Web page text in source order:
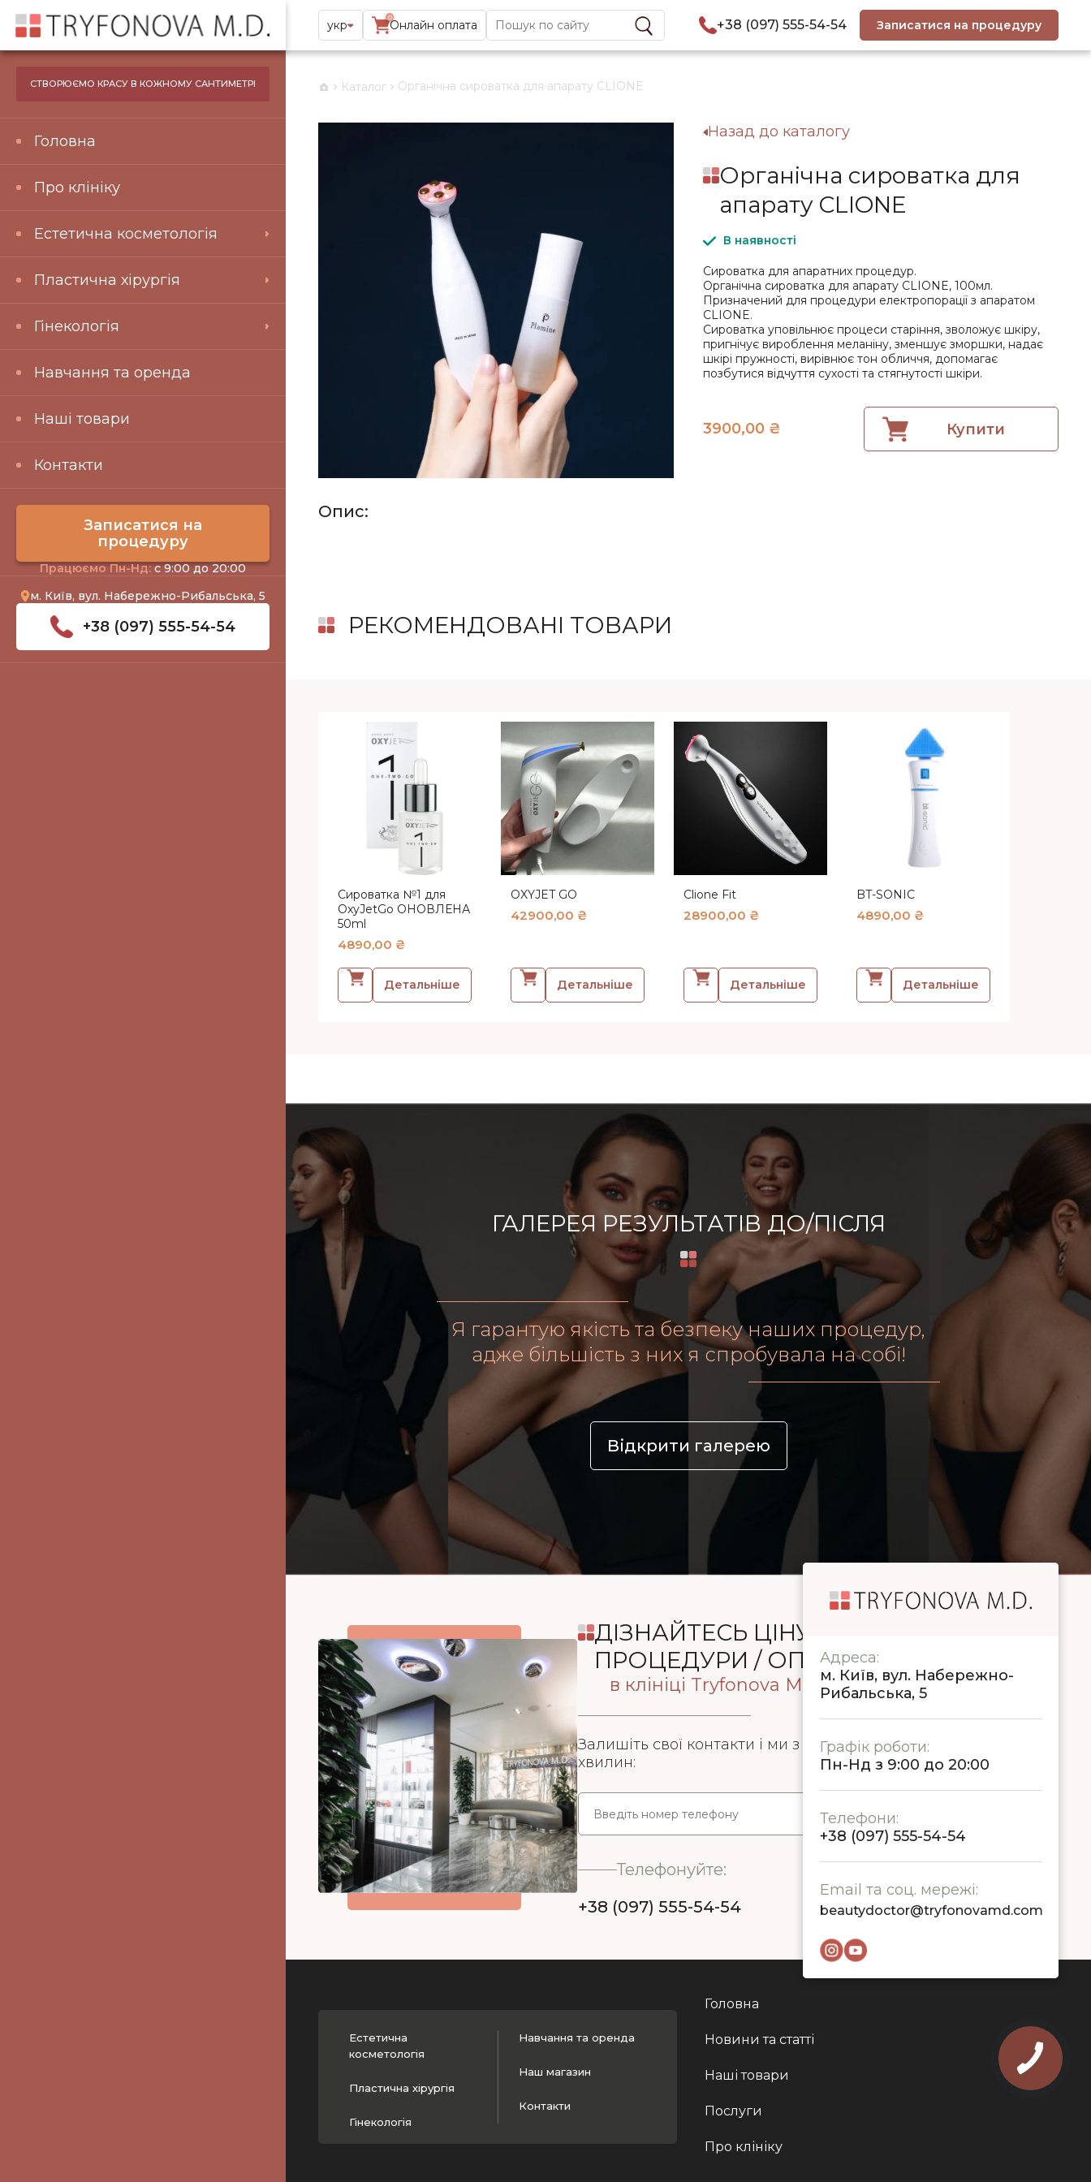
укр
0
Онлайн оплата Найти: +38 (097) 555-54-54 Записатися на процедуру
СТВОРЮЄМО КРАСУ В КОЖНОМУ САНТИМЕТРІ
Головна
Про клініку
Естетична косметологія
Пластична хірургія
Гінекологія
Навчання та оренда
Наші товари
Контакти
Записатися на
процедуру
Працюємо Пн-Нд:с 9:00 до 20:00
м. Київ, вул. Набережно-Рибальська, 5
+38 (097) 555-54-54
Каталог Органічна сироватка для апарату CLIONE
Назад до каталогу
Органічна сироватка для
апарату CLIONE
В наявності
Сироватка для апаратних процедур.
Органічна сироватка для апарату CLIONE, 100мл.
Призначений для процедури електропорації з апаратом
CLIONE.
Сироватка уповільнює процеси старіння, зволожує шкіру,
пригнічує вироблення меланіну, зменшує зморшки, надає
шкірі пружності, вирівнює тон обличчя, допомагає
позбутися відчуття сухості та стягнутості шкіри.
3900,00 ₴ Купити
Опис:
РЕКОМЕНДОВАНІ ТОВАРИ
Сироватка №1 для
OxyJetGo ОНОВЛЕНА
50ml
4890,00 ₴
Детальніше
OXYJET GO
42900,00 ₴
Детальніше
Clione Fit
28900,00 ₴
Детальніше
BT-SONIC
4890,00 ₴
Детальніше
ГАЛЕРЕЯ РЕЗУЛЬТАТІВ ДО/ПІСЛЯ
Я гарантую якість та безпеку наших процедур,
адже більшість з них я спробувала на собі!
Відкрити галерею
ДІЗНАЙТЕСЬ ЦІНУ БАЖАНОЇ
ПРОЦЕДУРИ / ОПЕРАЦІЇ
в клініці Tryfonova M.D.
Залишіть свої контакти і ми з Вами зв'яжемося протягом 5
хвилин:
Телефонуйте:
+38 (097) 555-54-54
Естетична
косметологія
Пластична хірургія
Гінекологія
Навчання та оренда
Наш магазин
Контакти
Головна
Новини та статті
Наші товари
Послуги
Про клініку
Адреса:
м. Київ, вул. Набережно-
Рибальська, 5
Графік роботи:
Пн-Нд з 9:00 до 20:00
Телефони:
+38 (097) 555-54-54
Email та соц. мережі:
beautydoctor@tryfonovamd.com